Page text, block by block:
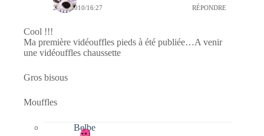
25/09/2010/16:27 RÉPONDRE
Cool !!!
Ma première vidéouffles pieds à été publiée…A venir
une vidéouffles chaussette
Gros bisous
Mouffles
Belbe